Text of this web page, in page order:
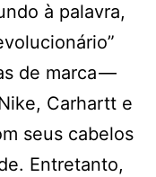
à palavra,
de marca —
Carhartt e
seus cabelos
Entretanto,